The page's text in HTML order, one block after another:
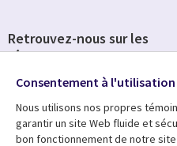
Retrouvez-nous sur les
réseaux
Social
Media
FRANCE
Consentement à l'utilisation
Nous utilisons nos propres
garantir un site Web fluide et
bon fonctionnement de notre